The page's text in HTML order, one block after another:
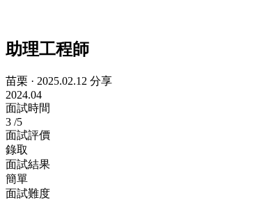
助理工程師
苗栗 · 2025.02.12 分享
2024.04
面試時間
3 /5
面試評價
錄取
面試結果
簡單
面試難度